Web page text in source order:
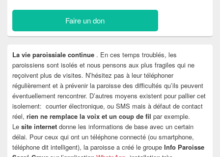
Faire un don
La vie paroissiale continue . En ces temps troublés, les
paroissiens sont isolés et nous pensons aux plus fragiles qui ne
reçoivent plus de visites. N’hésitez pas à leur téléphoner
régulièrement et à prévenir la paroisse des difficultés qu’ils peuvent
éventuellement rencontrer. D’autres moyens existent pour pallier cet
isolement: courrier électronique, ou SMS mais à défaut de contact
réel, rien ne remplace la voix et un coup de fil par exemple.
Le site internet donne les informations de base avec un certain
délai. Pour ceux qui ont un téléphone connecté (ou smartphone,
téléphone dit intelligent), la paroisse a créé le groupe Info Paroisse